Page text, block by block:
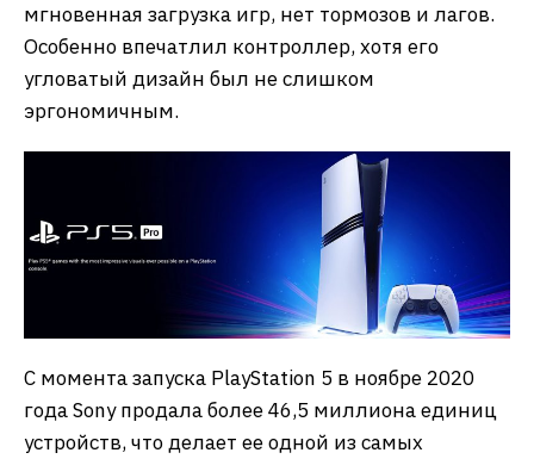
мгновенная загрузка игр, нет тормозов и лагов.
Особенно впечатлил контроллер, хотя его
угловатый дизайн был не слишком
эргономичным.
С момента запуска PlayStation 5 в ноябре 2020
года Sony продала более 46,5 миллиона единиц
устройств, что делает ее одной из самых